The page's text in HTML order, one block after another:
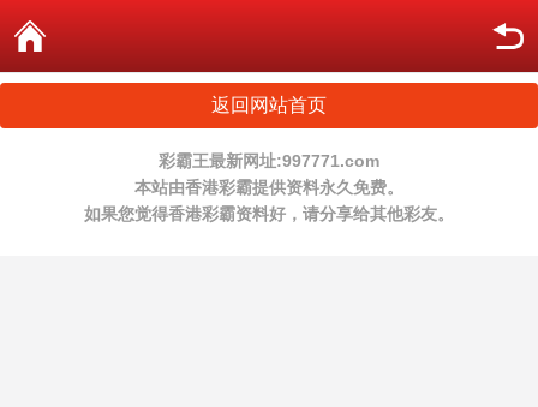
返回网站首页
彩霸王最新网址:997771.com
本站由香港彩霸提供资料永久免费。
如果您觉得香港彩霸资料好，请分享给其他彩友。